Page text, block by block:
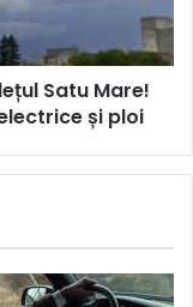
Satu Mare!
și ploi